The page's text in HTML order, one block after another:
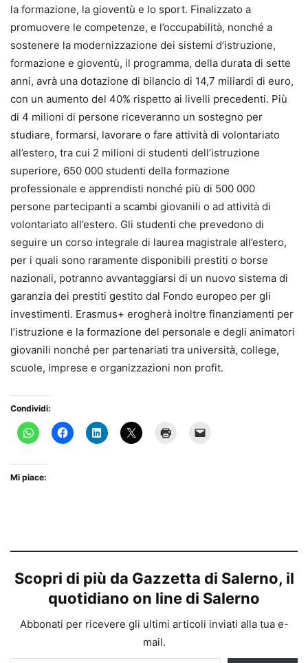
la formazione, la gioventù e lo sport. Finalizzato a
promuovere le competenze, e l’occupabilità, nonché a
sostenere la modernizzazione dei sistemi d’istruzione,
formazione e gioventù, il programma, della durata di sette
anni, avrà una dotazione di bilancio di 14,7 miliardi di euro,
con un aumento del 40% rispetto ai livelli precedenti. Più
di 4 milioni di persone riceveranno un sostegno per
studiare, formarsi, lavorare o fare attività di volontariato
all’estero, tra cui 2 milioni di studenti dell’istruzione
superiore, 650 000 studenti della formazione
professionale e apprendisti nonché più di 500 000
persone partecipanti a scambi giovanili o ad attività di
volontariato all’estero. Gli studenti che prevedono di
seguire un corso integrale di laurea magistrale all’estero,
per i quali sono raramente disponibili prestiti o borse
nazionali, potranno avvantaggiarsi di un nuovo sistema di
garanzia dei prestiti gestito dal Fondo europeo per gli
investimenti. Erasmus+ erogherà inoltre finanziamenti per
l’istruzione e la formazione del personale e degli animatori
giovanili nonché per partenariati tra università, college,
scuole, imprese e organizzazioni non profit.
Condividi:
Mi piace:
Scopri di più da Gazzetta di Salerno, il
quotidiano on line di Salerno
Abbonati per ricevere gli ultimi articoli inviati alla tua e-
mail.
Digita la tua e-mail...